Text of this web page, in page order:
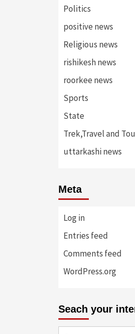
Politics
positive news
Religious news
rishikesh news
roorkee news
Sports
State
Trek,Travel and
uttarkashi news
Meta
Log in
Entries feed
Comments feed
WordPress.org
Seach your